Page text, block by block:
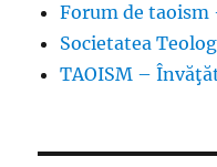
Forum de
Societatea
TAOISM –